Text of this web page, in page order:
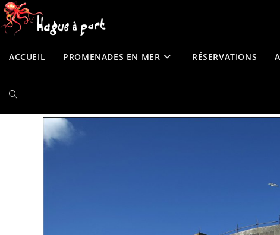
principal
Skip
to
content
ACCUEIL
PROMENADES EN MER RÉSERVATIONS
TOGGLE